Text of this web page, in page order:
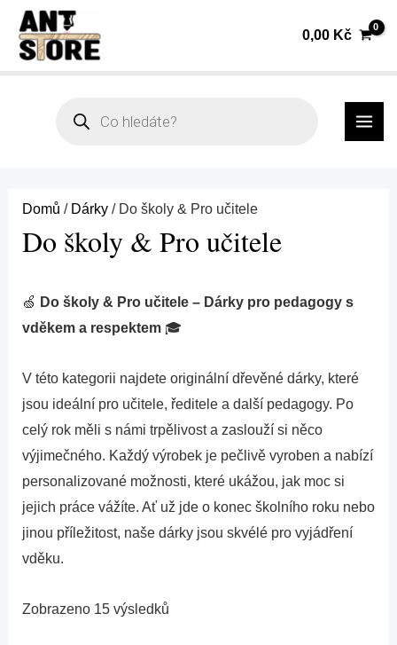
Přeskočit
obsah
0,00 Kč
Domů / Dárky/ Do školy & Pro učitele
Do školy & Pro učitele
🍏 Do školy & Pro učitele – Dárky pro pedagogy s
vděkem a respektem🎓
V této kategorii najdete originální dřevěné dárky, které
jsou ideální pro učitele, ředitele a další pedagogy. Po
celý rok měli s námi trpělivost a zaslouží si něco
výjimečného. Každý výrobek je pečlivě vyroben a nabízí
personalizované možnosti, které ukážou, jak moc si
jejich práce vážíte. Ať už jde o konec školního roku nebo
jinou příležitost, naše dárky jsou skvélé pro vyjádření
vděku.
Zobrazeno 15 výsledků